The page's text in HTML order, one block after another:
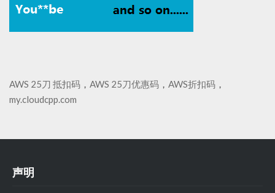
AWS 25刀 抵扣码 ， AWS 25刀优惠码 ， AWS折扣码 ，
my.cloudcpp.com
声明